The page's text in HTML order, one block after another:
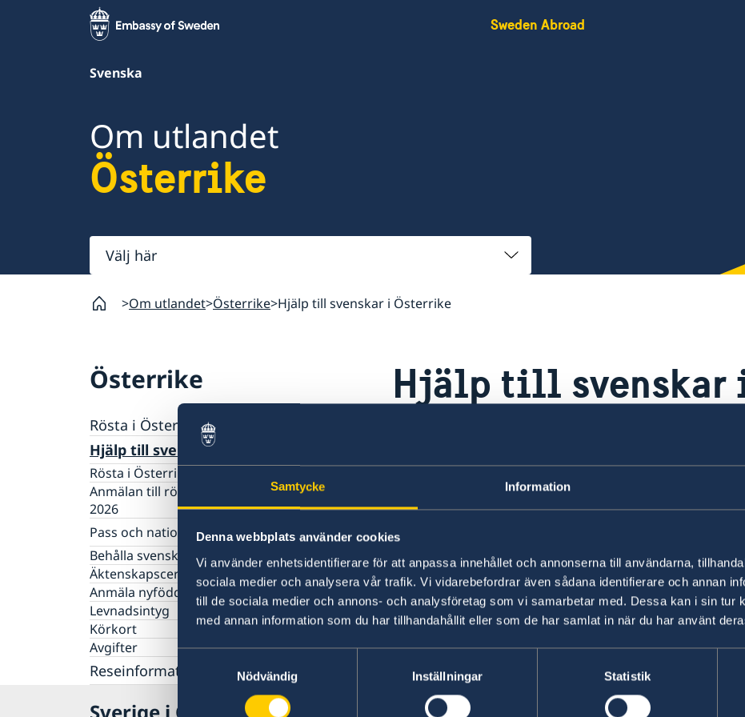
Samtycke Information
Denna webbplats använder cookies
Vi använder enhetsidentifierare för att anpassa innehållet och annonserna till användarna,
sociala medier och analysera vår trafik. Vi vidarebefordrar även sådana identifierare och annan
till de sociala medier och annons- och analysföretag som vi samarbetar med. Dessa kan i sin tur
med annan information som du har tillhandahållit eller som de har samlat in när du har använt
Samtyckesval
Nödvändig
Inställningar Statistik
Sweden Abroad
Svenska
Om utlandet
Österrike
Välj
här
Om utlandet Österrike Hjälp till svenskar i Österrike
Österrike
Rösta i Österrike
Hjälp till svenskar i Österrike
Rösta i Österrike
Anmälan till röstlängden inför riksdagsvalet
2026
Pass och nationellt ID-kort
Boka tid för pass och nationellt ID-kort
Pass och nationellt ID-kort för vuxen
Pass och nationellt ID-kort för minderårig
Provisoriskt pass
Allmän information om pass
Behålla svenskt medborgarskap
Äktenskapscertifikat
Anmäla nyfödd - Samordningsnummer
Levnadsintyg
Körkort
Avgifter
Reseinformation
Ambassadens reseinformation
Hjälp till svenskar